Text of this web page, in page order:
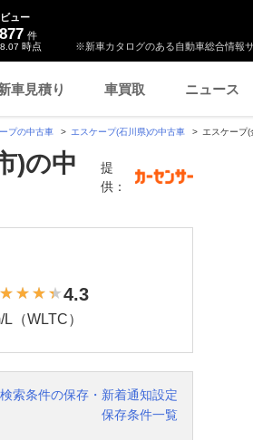
※新車カタログのある自動車総合情報
ュー
件
時点
車見積り 車買取 ニュース
プの中古車 エスケープ(石川県)の中古車 エスケープ
)の中
提
供：
4.3
L（WLTC）
検索条件の保存・新着通知設定
保存条件一覧